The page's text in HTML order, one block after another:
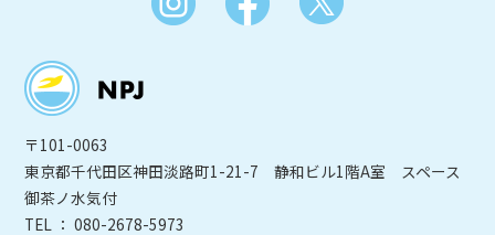
〒101-0063
東京都千代田区神田淡路町1-21-7 静和ビル1階A室 スペース
御茶ノ水気付
TEL ： 080-2678-5973